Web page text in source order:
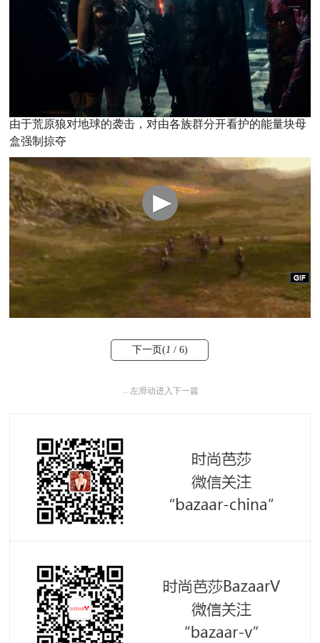
由于荒原狼对地球的袭击，对由各族群分开看护的能量块母
盒强制掠夺
下一页(1 / 6)
← 左滑动进入下一篇